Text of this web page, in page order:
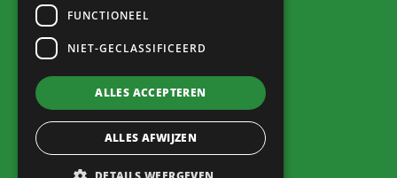
Ga naar
Home
Verenigingen
Voorzieningen
Bedrijven
FUNCTIONEEL
NIET-GECLASSIFICEERD
ALLES ACCEPTEREN
ALLES AFWIJZEN